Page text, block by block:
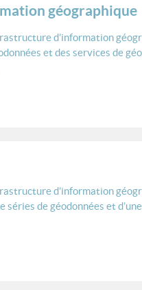
géographique
d’information
et des services de
d’information
séries de géodonnées et